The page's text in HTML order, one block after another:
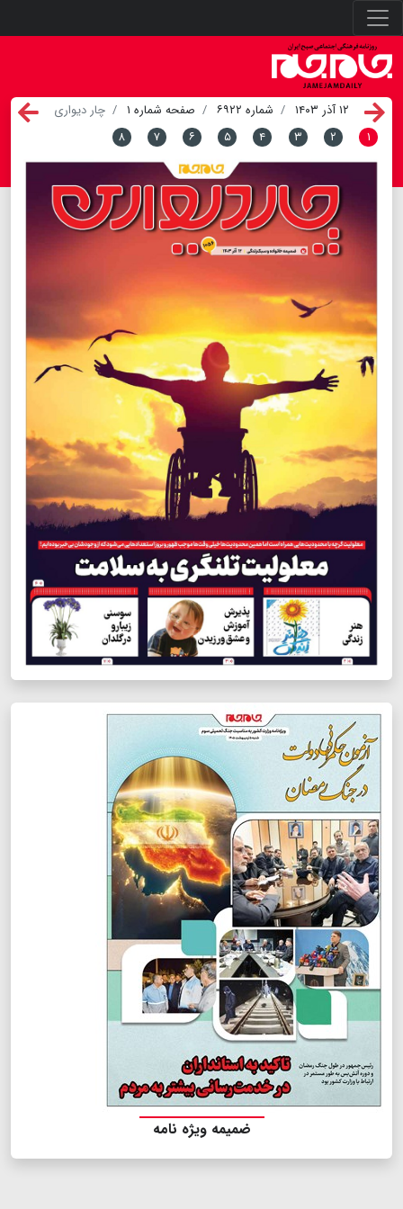
۱۲ آذر ۱۴۰۳ شماره ۶۹۲۲ صفحه شماره ۱
چار دیواری
۱
۲ ۳ ۴ ۵ ۶ ۷ ۸
ضمیمه ویژه نامه